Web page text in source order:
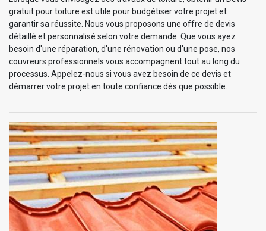
gratuit pour toiture est utile pour budgétiser votre projet et
garantir sa réussite. Nous vous proposons une offre de devis
détaillé et personnalisé selon votre demande. Que vous ayez
besoin d'une réparation, d'une rénovation ou d'une pose, nos
couvreurs professionnels vous accompagnent tout au long du
processus. Appelez-nous si vous avez besoin de ce devis et
démarrer votre projet en toute confiance dès que possible.